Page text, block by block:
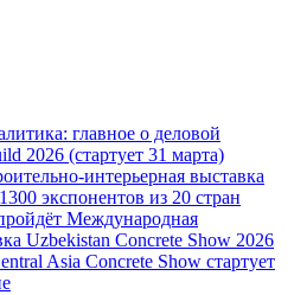
главное о деловой
2026 (стартует 31 марта)
интерьерная выставка
экспонентов из 20 стран
Международная
Uzbekistan Concrete Show 2026
Asia Concrete Show стартует